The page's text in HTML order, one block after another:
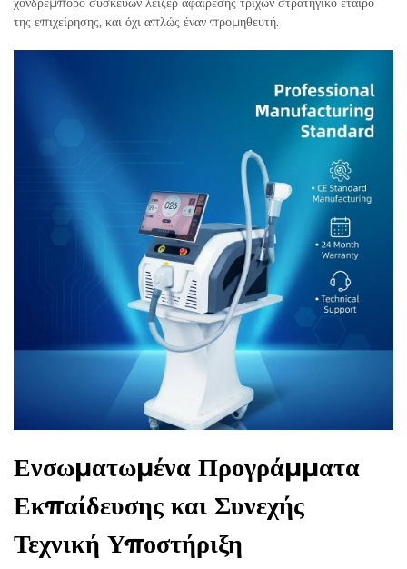
της επιχείρησης, και όχι απλώς έναν προμηθευτή.
Ενσωματωμένα Προγράμματα
Εκπαίδευσης και Συνεχής
Τεχνική Υποστήριξη